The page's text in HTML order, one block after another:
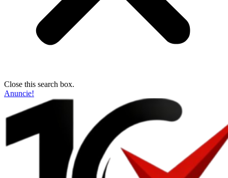
Close this search box.
Anuncie!